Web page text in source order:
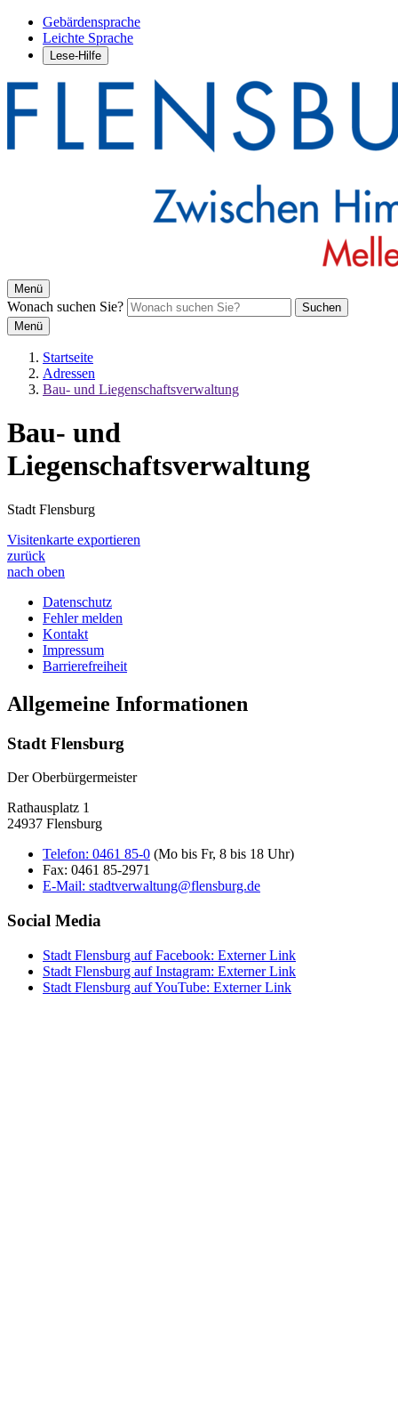
Gebärdensprache
Leichte Sprache
Lese-Hilfe
Menü
Wonach suchen Sie?
Suchen
Menü
Startseite
Adressen
Bau- und Liegenschaftsverwaltung
Bau- und
Liegenschaftsverwaltung
Stadt Flensburg
Visitenkarte exportieren
zurück
nach oben
Datenschutz
Fehler melden
Kontakt
Impressum
Barrierefreiheit
Allgemeine Informationen
Stadt Flensburg
Der Oberbürgermeister
Rathausplatz 1
24937 Flensburg
Telefon: 0461 85-0 (Mo bis Fr, 8 bis 18 Uhr)
Fax: 0461 85-2971
E-Mail: stadtverwaltung@flensburg.de
Social Media
Stadt Flensburg auf Facebook: Externer Link
Stadt Flensburg auf Instagram: Externer Link
Stadt Flensburg auf YouTube: Externer Link